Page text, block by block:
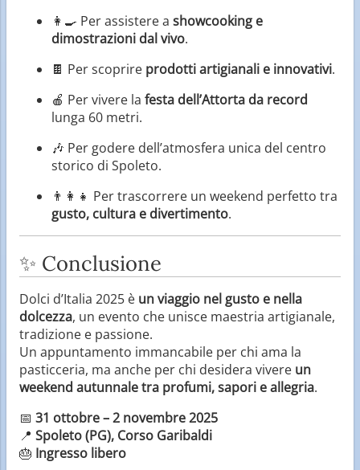
👩‍🍳 Per assistere a showcooking e
dimostrazioni dal vivo.
🍫 Per scoprire prodotti artigianali e innovativi.
🍎 Per vivere la festa dell’Attorta da record
lunga 60 metri.
🎶 Per godere dell’atmosfera unica del centro
storico di Spoleto.
👨‍👩‍👧 Per trascorrere un weekend perfetto tra
gusto, cultura e divertimento.
✨ Conclusione
Dolci d’Italia 2025 è un viaggio nel gusto e nella
dolcezza, un evento che unisce maestria artigianale,
tradizione e passione.
Un appuntamento immancabile per chi ama la
pasticceria, ma anche per chi desidera vivere un
weekend autunnale tra profumi, sapori e allegria.
📅 31 ottobre – 2 novembre 2025
📍 Spoleto (PG), Corso Garibaldi
🎂 Ingresso libero